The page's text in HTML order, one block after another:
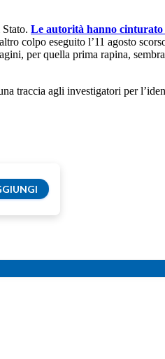
Le autorità hanno cinturato
colpo eseguito l’11 agosto
per quella prima rapina,
traccia agli investigatori per